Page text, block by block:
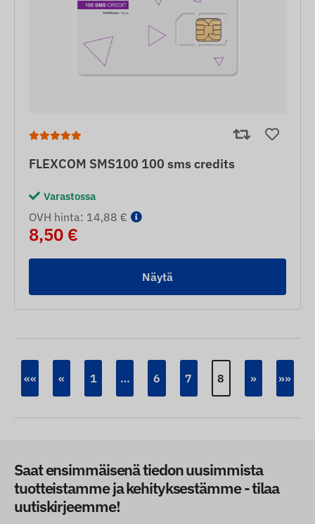
FLEXCOM SMS100 100 sms credits
Varastossa
OVH hinta: 14,88 €
8,50 €
Näytä
«« « 1 … 6 7 8 » »»
Saat ensimmäisenä tiedon uusimmista
tuotteistamme ja kehityksestämme - tilaa
uutiskirjeemme!